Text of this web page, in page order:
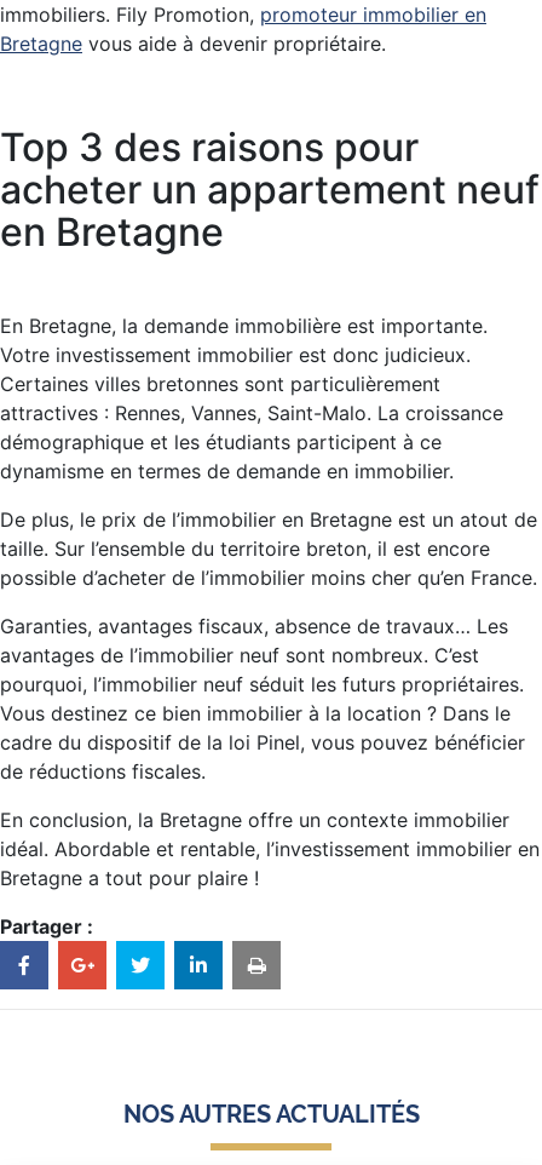
immobiliers. Fily Promotion, promoteur immobilier en
Bretagne vous aide à devenir propriétaire.
Top 3 des raisons pour
acheter un appartement neuf
en Bretagne
En Bretagne, la demande immobilière est importante.
Votre investissement immobilier est donc judicieux.
Certaines villes bretonnes sont particulièrement
attractives : Rennes, Vannes, Saint-Malo. La croissance
démographique et les étudiants participent à ce
dynamisme en termes de demande en immobilier.
De plus, le prix de l’immobilier en Bretagne est un atout de
taille. Sur l’ensemble du territoire breton, il est encore
possible d’acheter de l’immobilier moins cher qu’en France.
Garanties, avantages fiscaux, absence de travaux… Les
avantages de l’immobilier neuf sont nombreux. C’est
pourquoi, l’immobilier neuf séduit les futurs propriétaires.
Vous destinez ce bien immobilier à la location ? Dans le
cadre du dispositif de la loi Pinel, vous pouvez bénéficier
de réductions fiscales.
En conclusion, la Bretagne offre un contexte immobilier
idéal. Abordable et rentable, l’investissement immobilier en
Bretagne a tout pour plaire !
Partager :
NOS AUTRES ACTUALITÉS